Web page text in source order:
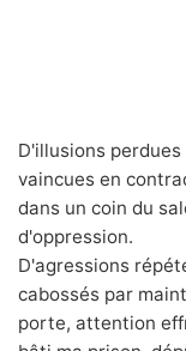
D'illusions
vaincues en
dans un coin du
d'oppression.
D'agressions
cabossés par
porte, attention